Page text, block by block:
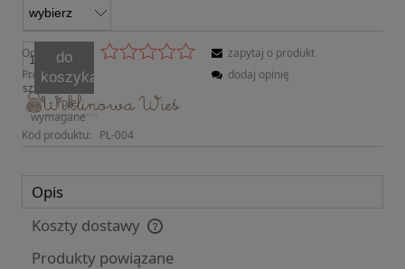
szt.
do
koszyka
* - Pole
wymagane
Ocena:
Producent:
Kod produktu: PL-004
zapytaj o produkt
dodaj opinię
Opis
Koszty dostawy
Cena nie zawiera ewentualnych kosztów płatności
Produkty powiązane